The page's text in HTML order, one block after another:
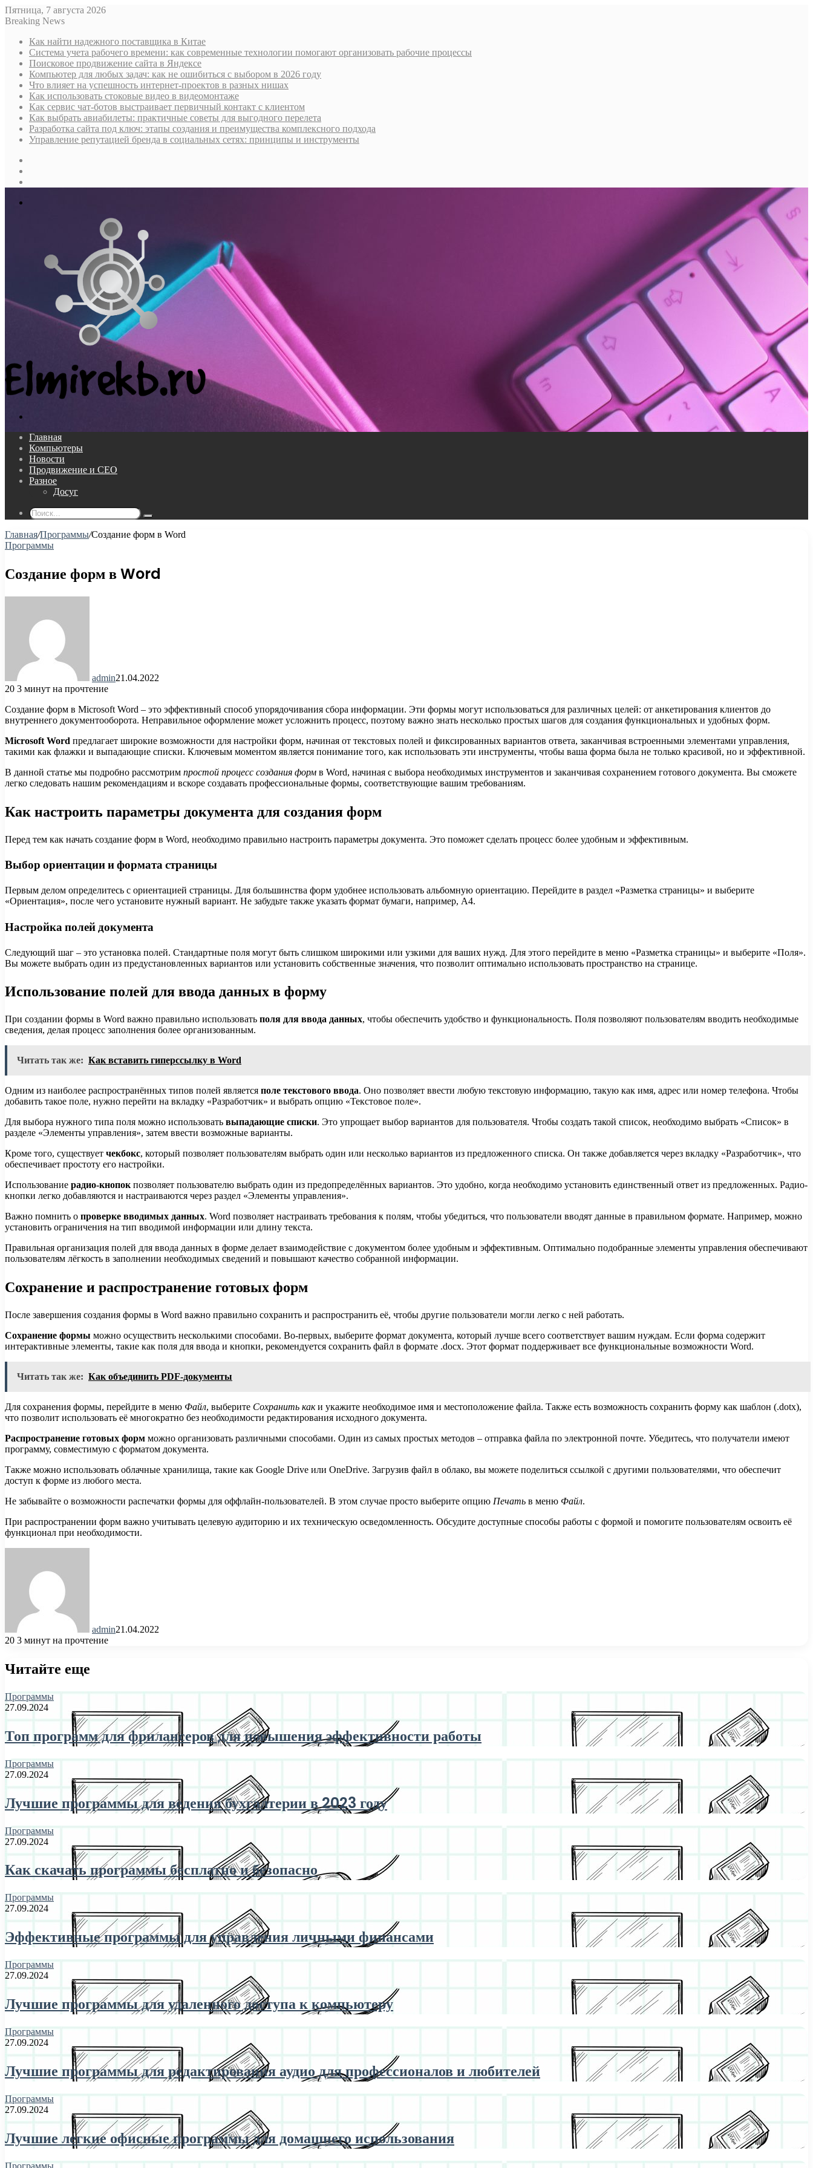
Пятница, 7 августа 2026
Breaking News
Как найти надежного поставщика в Китае
Система учета рабочего времени: как современные технологии помогают организовать рабочие процессы
Поисковое продвижение сайта в Яндексе
Компьютер для любых задач: как не ошибиться с выбором в 2026 году
Что влияет на успешность интернет-проектов в разных нишах
Как использовать стоковые видео в видеомонтаже
Как сервис чат-ботов выстраивает первичный контакт с клиентом
Как выбрать авиабилеты: практичные советы для выгодного перелета
Разработка сайта под ключ: этапы создания и преимущества комплексного подхода
Управление репутацией бренда в социальных сетях: принципы и инструменты
Главная
Компьютеры
Новости
Продвижение и СЕО
Разное
Досуг
Поиск...
Главная/Программы/Создание форм в Word
Программы
Создание форм в Word
admin21.04.2022
20 3 минут на прочтение
Создание форм в Microsoft Word – это эффективный способ упорядочивания сбора информации. Эти формы могут использоваться для различных целей: от анкетирования клиентов до
внутреннего документооборота. Неправильное оформление может усложнить процесс, поэтому важно знать несколько простых шагов для создания функциональных и удобных форм.
Microsoft Word предлагает широкие возможности для настройки форм, начиная от текстовых полей и фиксированных вариантов ответа, заканчивая встроенными элементами управления,
такими как флажки и выпадающие списки. Ключевым моментом является понимание того, как использовать эти инструменты, чтобы ваша форма была не только красивой, но и эффективной.
В данной статье мы подробно рассмотрим простой процесс создания форм в Word, начиная с выбора необходимых инструментов и заканчивая сохранением готового документа. Вы сможете
легко следовать нашим рекомендациям и вскоре создавать профессиональные формы, соответствующие вашим требованиям.
Как настроить параметры документа для создания форм
Перед тем как начать создание форм в Word, необходимо правильно настроить параметры документа. Это поможет сделать процесс более удобным и эффективным.
Выбор ориентации и формата страницы
Первым делом определитесь с ориентацией страницы. Для большинства форм удобнее использовать альбомную ориентацию. Перейдите в раздел «Разметка страницы» и выберите
«Ориентация», после чего установите нужный вариант. Не забудьте также указать формат бумаги, например, A4.
Настройка полей документа
Следующий шаг – это установка полей. Стандартные поля могут быть слишком широкими или узкими для ваших нужд. Для этого перейдите в меню «Разметка страницы» и выберите «Поля».
Вы можете выбрать один из предустановленных вариантов или установить собственные значения, что позволит оптимально использовать пространство на странице.
Использование полей для ввода данных в форму
При создании формы в Word важно правильно использовать поля для ввода данных, чтобы обеспечить удобство и функциональность. Поля позволяют пользователям вводить необходимые
сведения, делая процесс заполнения более организованным.
Читать так же: Как вставить гиперссылку в Word
Одним из наиболее распространённых типов полей является поле текстового ввода. Оно позволяет ввести любую текстовую информацию, такую как имя, адрес или номер телефона. Чтобы
добавить такое поле, нужно перейти на вкладку «Разработчик» и выбрать опцию «Текстовое поле».
Для выбора нужного типа поля можно использовать выпадающие списки. Это упрощает выбор вариантов для пользователя. Чтобы создать такой список, необходимо выбрать «Список» в
разделе «Элементы управления», затем ввести возможные варианты.
Кроме того, существует чекбокс, который позволяет пользователям выбрать один или несколько вариантов из предложенного списка. Он также добавляется через вкладку «Разработчик», что
обеспечивает простоту его настройки.
Использование радио-кнопок позволяет пользователю выбрать один из предопределённых вариантов. Это удобно, когда необходимо установить единственный ответ из предложенных. Радио-
кнопки легко добавляются и настраиваются через раздел «Элементы управления».
Важно помнить о проверке вводимых данных. Word позволяет настраивать требования к полям, чтобы убедиться, что пользователи вводят данные в правильном формате. Например, можно
установить ограничения на тип вводимой информации или длину текста.
Правильная организация полей для ввода данных в форме делает взаимодействие с документом более удобным и эффективным. Оптимально подобранные элементы управления обеспечивают
пользователям лёгкость в заполнении необходимых сведений и повышают качество собранной информации.
Сохранение и распространение готовых форм
После завершения создания формы в Word важно правильно сохранить и распространить её, чтобы другие пользователи могли легко с ней работать.
Сохранение формы можно осуществить несколькими способами. Во-первых, выберите формат документа, который лучше всего соответствует вашим нуждам. Если форма содержит
интерактивные элементы, такие как поля для ввода и кнопки, рекомендуется сохранить файл в формате .docx. Этот формат поддерживает все функциональные возможности Word.
Читать так же: Как объединить PDF-документы
Для сохранения формы, перейдите в меню Файл, выберите Сохранить каки укажите необходимое имя и местоположение файла. Также есть возможность сохранить форму как шаблон (.dotx),
что позволит использовать её многократно без необходимости редактирования исходного документа.
Распространение готовых форм можно организовать различными способами. Один из самых простых методов – отправка файла по электронной почте. Убедитесь, что получатели имеют
программу, совместимую с форматом документа.
Также можно использовать облачные хранилища, такие как Google Drive или OneDrive. Загрузив файл в облако, вы можете поделиться ссылкой с другими пользователями, что обеспечит
доступ к форме из любого места.
Не забывайте о возможности распечатки формы для оффлайн-пользователей. В этом случае просто выберите опцию Печать в меню Файл.
При распространении форм важно учитывать целевую аудиторию и их техническую осведомленность. Обсудите доступные способы работы с формой и помогите пользователям освоить её
функционал при необходимости.
admin21.04.2022
20 3 минут на прочтение
Читайте еще
Программы
27.09.2024
Топ программ для фрилансеров для повышения эффективности работы
Программы
27.09.2024
Лучшие программы для ведения бухгалтерии в 2023 году
Программы
27.09.2024
Как скачать программы бесплатно и безопасно
Программы
27.09.2024
Эффективные программы для управления личными финансами
Программы
27.09.2024
Лучшие программы для удаленного доступа к компьютеру
Программы
27.09.2024
Лучшие программы для редактирования аудио для профессионалов и любителей
Программы
27.09.2024
Лучшие легкие офисные программы для домашнего использования
Программы